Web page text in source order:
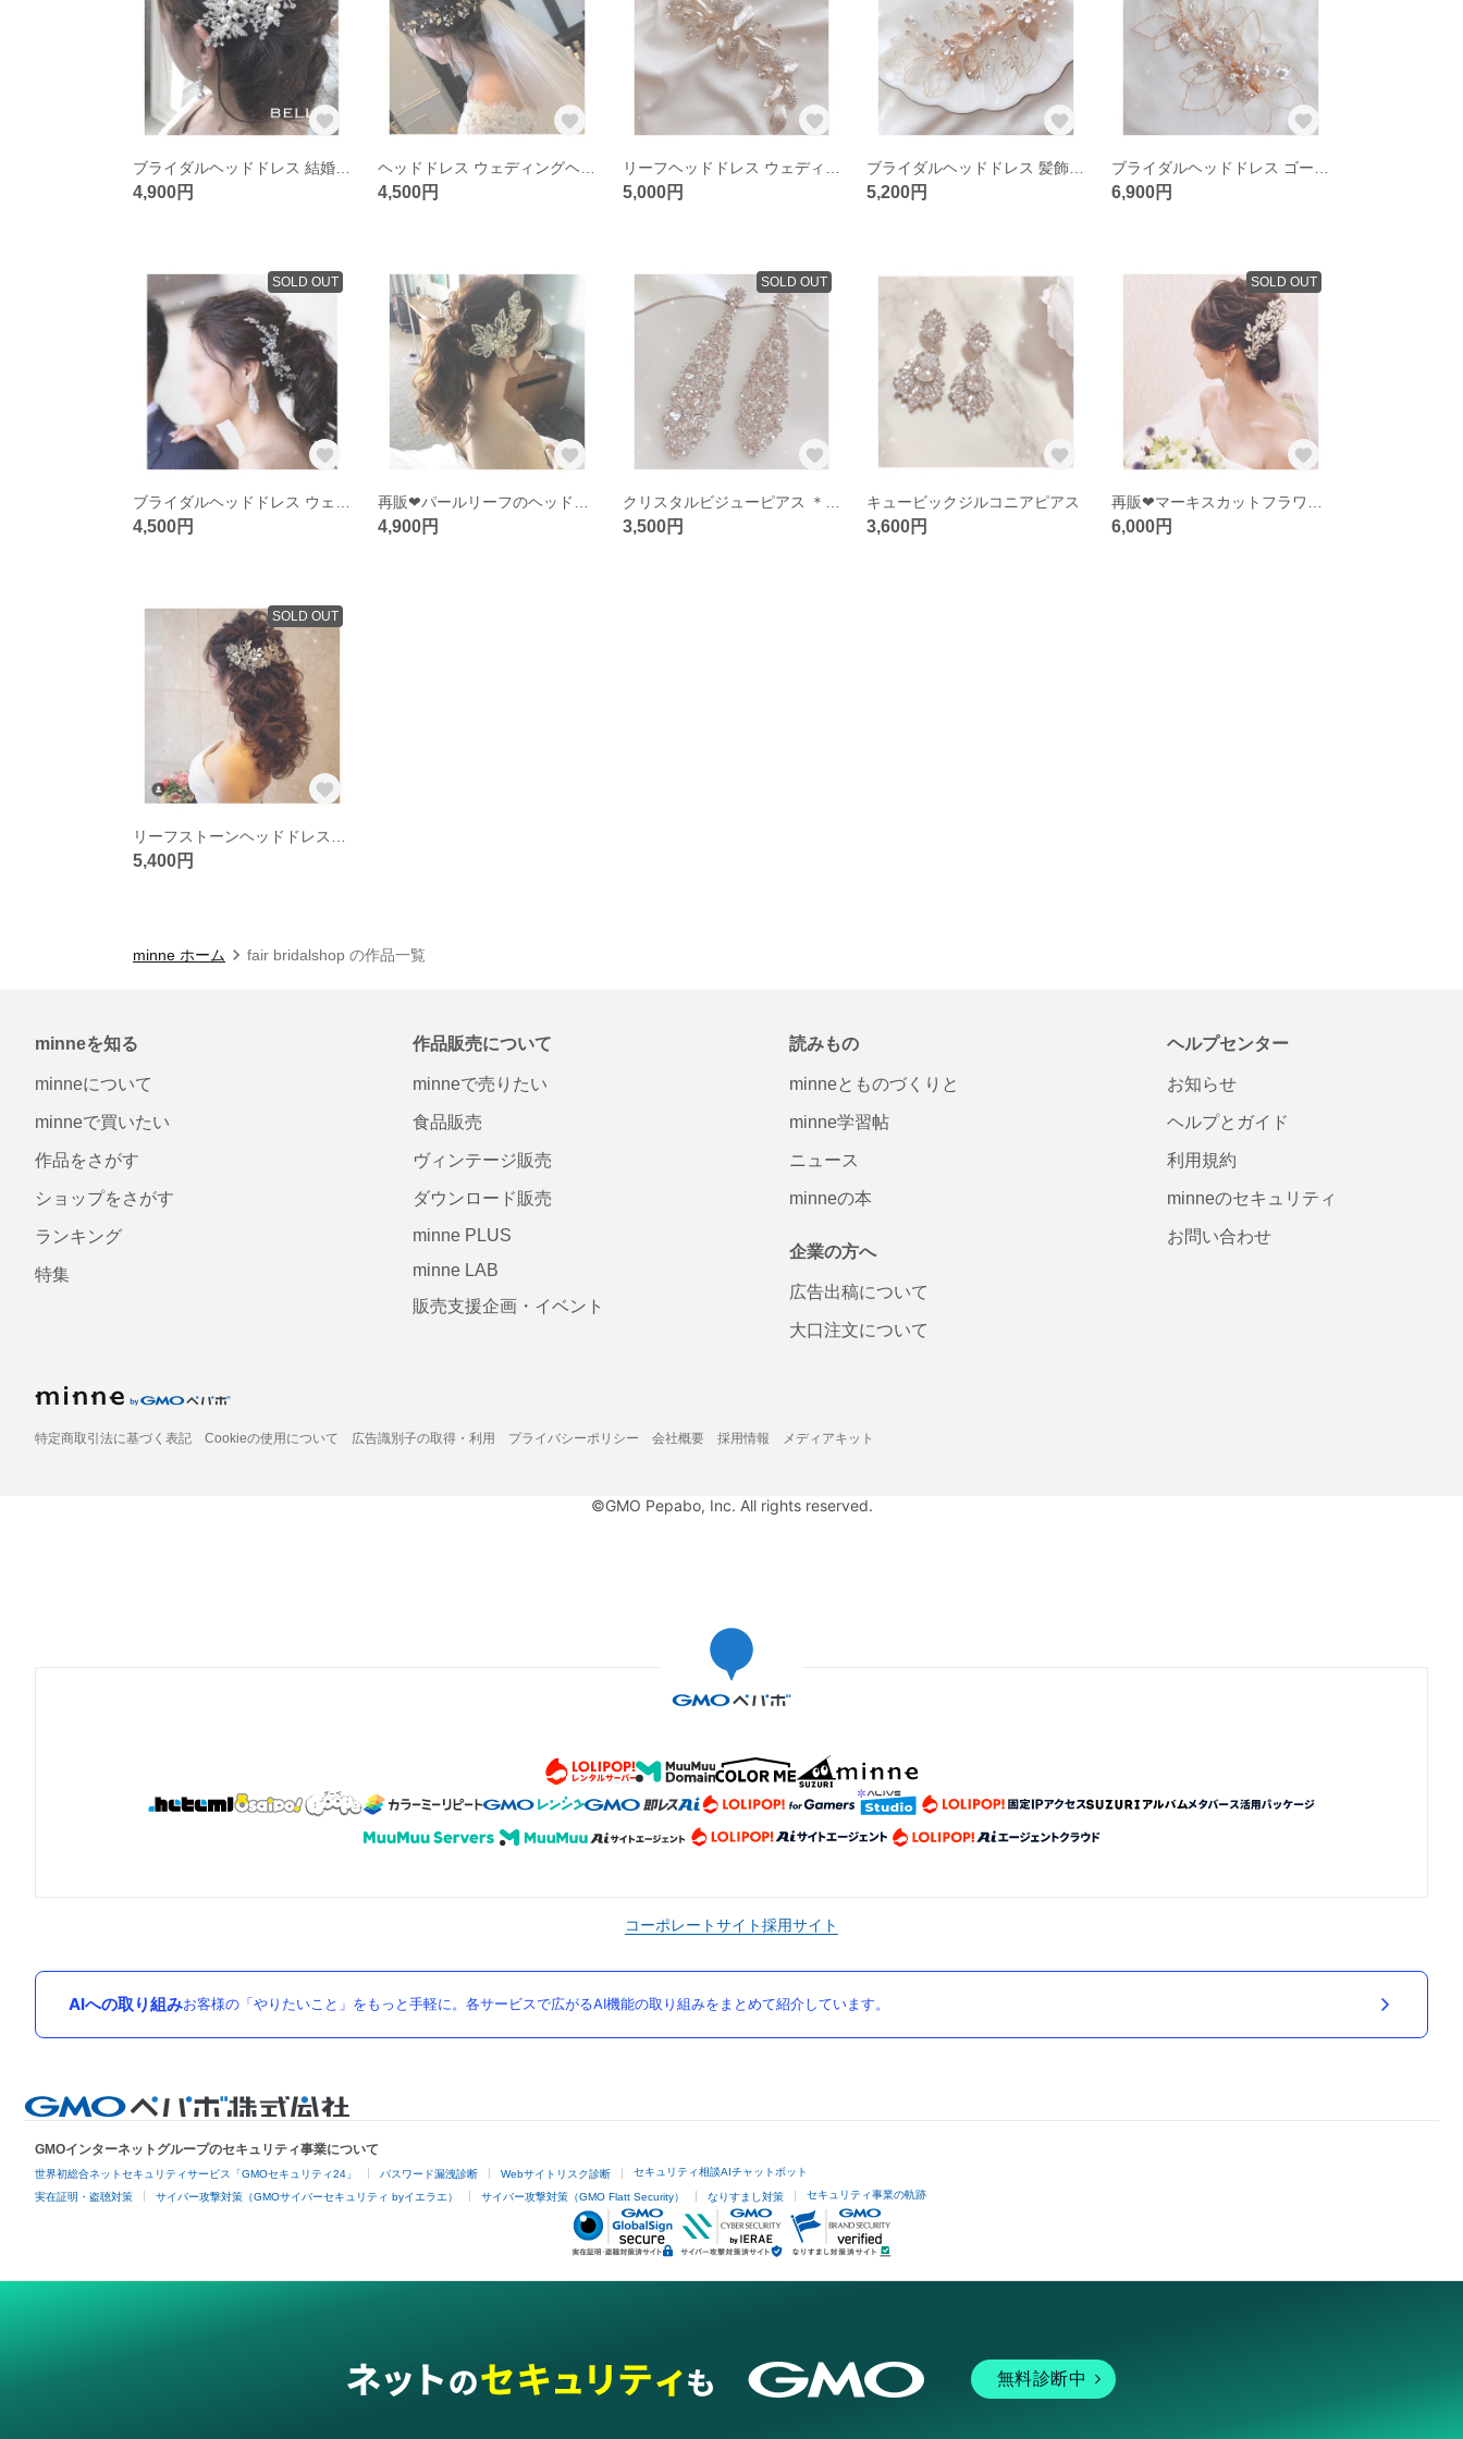
4,900円 4,500円 5,000円 5,200円 6,900円
SOLD OUT
4,500円 4,900円
SOLD OUT
3,500円
キュービックジルコニアピアス
3,600円
SOLD OUT
6,000円
SOLD OUT
5,400円
minne ホーム fair bridalshop の作品一覧
minneを知る
minneについて
minneで買いたい
作品をさがす
ショップをさがす
ランキング
特集
作品販売について
minneで売りたい
食品販売
ヴィンテージ販売
ダウンロード販売
minne PLUS
minne LAB
販売支援企画・イベント
読みもの
minneとものづくりと
minne学習帖
ニュース
minneの本
企業の方へ
広告出稿について
大口注文について
ヘルプセンター
お知らせ
ヘルプとガイド
利用規約
minneのセキュリティ
お問い合わせ
特定商取引法に基づく表記 Cookieの使用について 広告識別子の取得・利用 プライバシーポリシー 会社概要 採用情報 メディアキット
©GMO Pepabo, Inc. All rights reserved.
コーポレートサイト採用サイト
AIへの取り組みお客様の「やりたいこと」をもっと手軽に。各サービスで広がるAI機能の取り組みをまとめて紹介しています。
GMOインターネットグループのセキュリティ事業について
世界初総合ネットセキュリティサービス「GMOセキュリティ24」 パスワード漏洩診断 Webサイトリスク診断 セキュリティ相談AIチャットボット
実在証明・盗聴対策 サイバー攻撃対策（GMOサイバーセキュリティ byイエラエ） サイバー攻撃対策（GMO Flatt Security） なりすまし対策 セキュリティ事業の軌跡
無料診断中